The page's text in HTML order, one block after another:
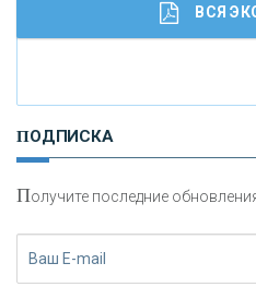
И
сохранения и увеличения
ВСЯ
ПОДПИСКА
Получите последние